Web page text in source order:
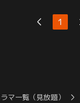
1
マ一覧（見放題）